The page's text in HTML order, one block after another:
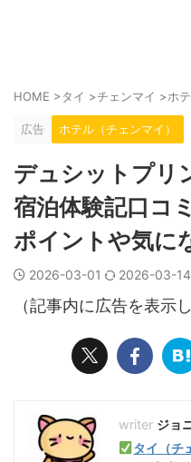
HOME >タイ >チェンマイ >ホ
広告 ホテル（チェンマイ）
デュシットプリ
宿泊体験記口コ
ポイントや気に
2026-03-01 2026-03-14
（記事内に広告を表示
ジョ
タイ（チ